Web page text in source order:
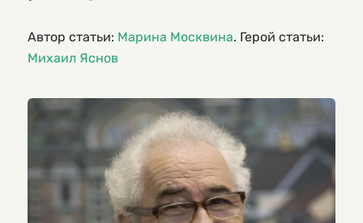
Автор статьи: Марина Москвина. Герой статьи:
Михаил Яснов